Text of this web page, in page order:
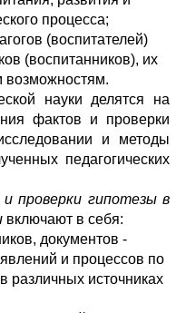
процесса;
(воспитателей)
(воспитанников), их
возможностям.
науки делятся на
фактов и проверки
и методы
педагогических
проверки гипотезы в
включают в себя:
документов -
и процессов по
различных источниках